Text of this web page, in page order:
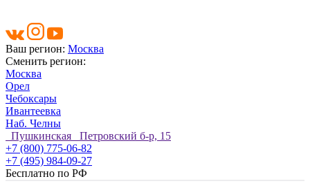
Ваш регион: Москва
Сменить регион:
Москва
Орел
Чебоксары
Ивантеевка
Наб. Челны
Пушкинская Петровский б-р, 15
+7 (800) 775-06-82
+7 (495) 984-09-27
Бесплатно по РФ